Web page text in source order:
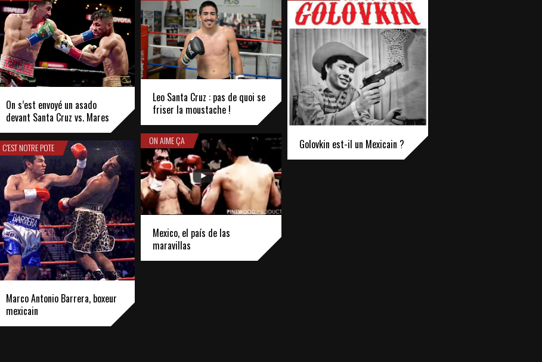
On s’est envoyé un asado
devant Santa Cruz vs. Mares
Leo Santa Cruz : pas de quoi se
friser la moustache !
Golovkin est-il un Mexicain ?
ON AIME ÇA
Mexico, el país de las
maravillas
C'EST NOTRE POTE
Marco Antonio Barrera, boxeur
mexicain